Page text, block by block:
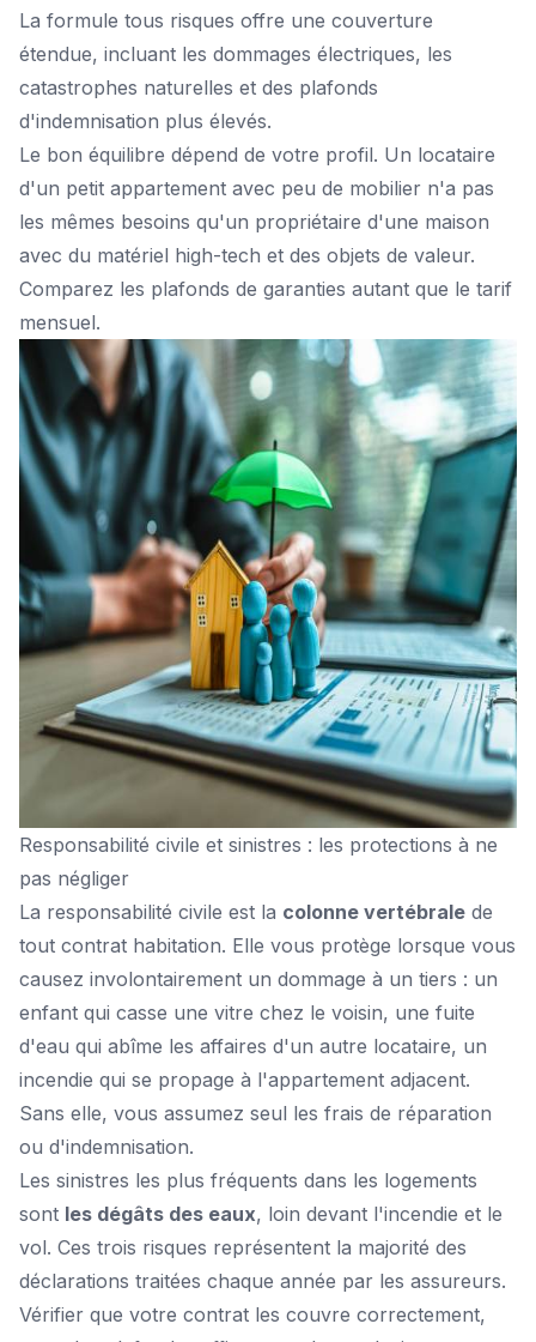
La formule tous risques offre une couverture
étendue, incluant les dommages électriques, les
catastrophes naturelles et des plafonds
d'indemnisation plus élevés.
Le bon équilibre dépend de votre profil. Un locataire
d'un petit appartement avec peu de mobilier n'a pas
les mêmes besoins qu'un propriétaire d'une maison
avec du matériel high-tech et des objets de valeur.
Comparez les plafonds de garanties autant que le tarif
mensuel.
Responsabilité civile et sinistres : les protections à ne
pas négliger
La responsabilité civile est la colonne vertébrale de
tout contrat habitation. Elle vous protège lorsque vous
causez involontairement un dommage à un tiers : un
enfant qui casse une vitre chez le voisin, une fuite
d'eau qui abîme les affaires d'un autre locataire, un
incendie qui se propage à l'appartement adjacent.
Sans elle, vous assumez seul les frais de réparation
ou d'indemnisation.
Les sinistres les plus fréquents dans les logements
sont les dégâts des eaux, loin devant l'incendie et le
vol. Ces trois risques représentent la majorité des
déclarations traitées chaque année par les assureurs.
Vérifier que votre contrat les couvre correctement,